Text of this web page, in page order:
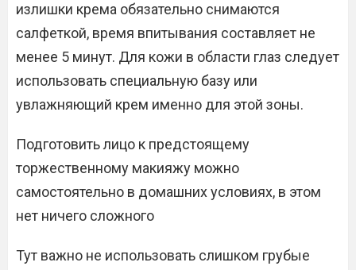
излишки крема обязательно снимаются
салфеткой, время впитывания составляет не
менее 5 минут. Для кожи в области глаз следует
использовать специальную базу или
увлажняющий крем именно для этой зоны.
Подготовить лицо к предстоящему
торжественному макияжу можно
самостоятельно в домашних условиях, в этом
нет ничего сложного
Тут важно не использовать слишком грубые